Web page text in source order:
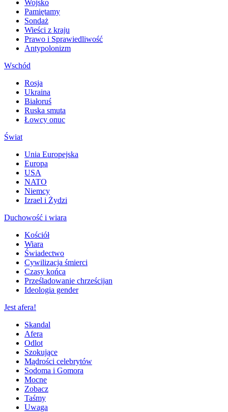
Wojsko
Pamiętamy
Sondaż
Wieści z kraju
Prawo i Sprawiedliwość
Antypolonizm
Wschód
Rosja
Ukraina
Białoruś
Ruska smuta
Łowcy onuc
Świat
Unia Europejska
Europa
USA
NATO
Niemcy
Izrael i Żydzi
Duchowość i wiara
Kościół
Wiara
Świadectwo
Cywilizacja śmierci
Czasy końca
Prześladowanie chrześcijan
Ideologia gender
Jest afera!
Skandal
Afera
Odlot
Szokujące
Mądrości celebrytów
Sodoma i Gomora
Mocne
Zobacz
Taśmy
Uwaga